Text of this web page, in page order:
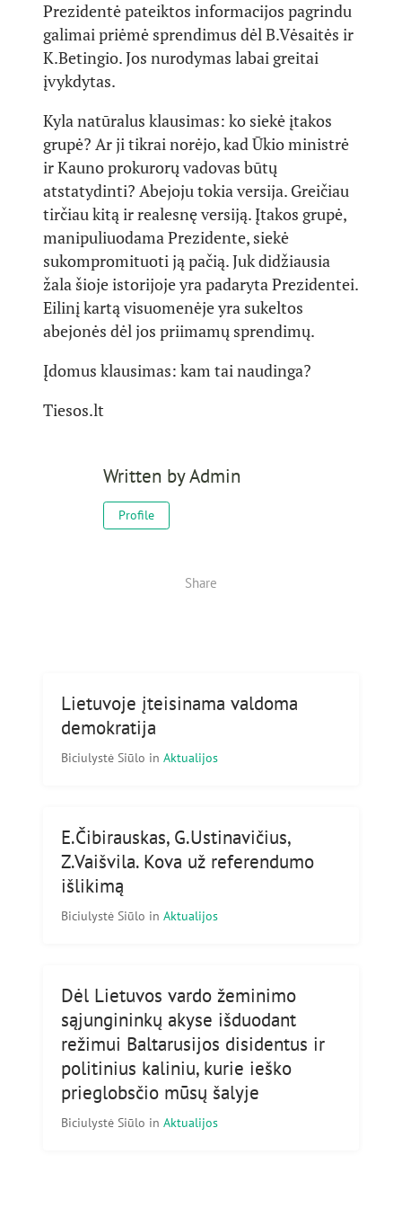
Prezidentė pateiktos informacijos pagrindu
galimai priėmė sprendimus dėl B.Vėsaitės ir
K.Betingio. Jos nurodymas labai greitai
įvykdytas.
Kyla natūralus klausimas: ko siekė įtakos
grupė? Ar ji tikrai norėjo, kad Ūkio ministrė
ir Kauno prokurorų vadovas būtų
atstatydinti? Abejoju tokia versija. Greičiau
tirčiau kitą ir realesnę versiją. Įtakos grupė,
manipuliuodama Prezidente, siekė
sukompromituoti ją pačią. Juk didžiausia
žala šioje istorijoje yra padaryta Prezidentei.
Eilinį kartą visuomenėje yra sukeltos
abejonės dėl jos priimamų sprendimų.
Įdomus klausimas: kam tai naudinga?
Tiesos.lt
Written byAdmin
Profile
Share
Lietuvoje įteisinama valdoma
demokratija
Biciulystė Siūlo in Aktualijos
E.Čibirauskas, G.Ustinavičius,
Z.Vaišvila. Kova už referendumo
išlikimą
Biciulystė Siūlo in Aktualijos
Dėl Lietuvos vardo žeminimo
sąjungininkų akyse išduodant
režimui Baltarusijos disidentus ir
politinius kaliniu, kurie ieško
prieglobsčio mūsų šalyje
Biciulystė Siūlo in Aktualijos